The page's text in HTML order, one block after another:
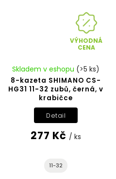
VÝHODNÁ
CENA
8-kazeta SHIMANO CS-
HG31 11-32 zubů, černá, v
krabičce
Skladem v eshopu (>5 ks)
277 Kč / ks
Detail
11-32